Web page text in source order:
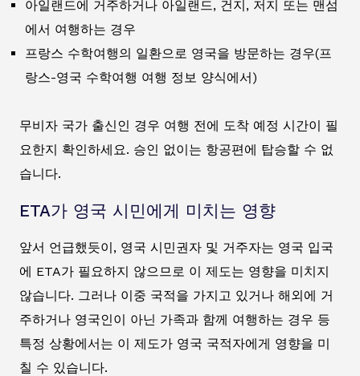
아일랜드에 거주하거나 아일랜드, 건지, 저지 또는 맨섬
에서 여행하는 경우
프랑스 수학여행의 일환으로 영국을 방문하는 경우(프
랑스-영국 수학여행 여행 정보 양식에서)
무비자 국가 출신인 경우 여행 전에 도착 예정 시간이 필
요한지 확인하세요. 승인 없이는 항공편에 탑승할 수 없
습니다.
ETA가 영국 시민에게 미치는 영향
앞서 언급했듯이, 영국 시민권자 및 거주자는 영국 입국
에 ETA가 필요하지 않으므로 이 제도는 영향을 미치지
않습니다. 그러나 이중 국적을 가지고 있거나 해외에 거
주하거나 영국인이 아닌 가족과 함께 여행하는 경우 등
특정 상황에서는 이 제도가 영국 국적자에게 영향을 미
칠 수 있습니다.